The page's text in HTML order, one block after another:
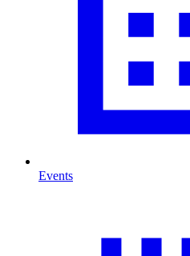
Events